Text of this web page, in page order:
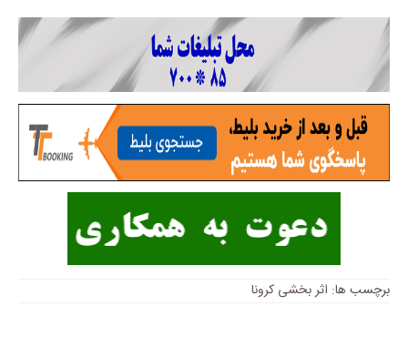
برچسب ها: اثر بخشی کرونا